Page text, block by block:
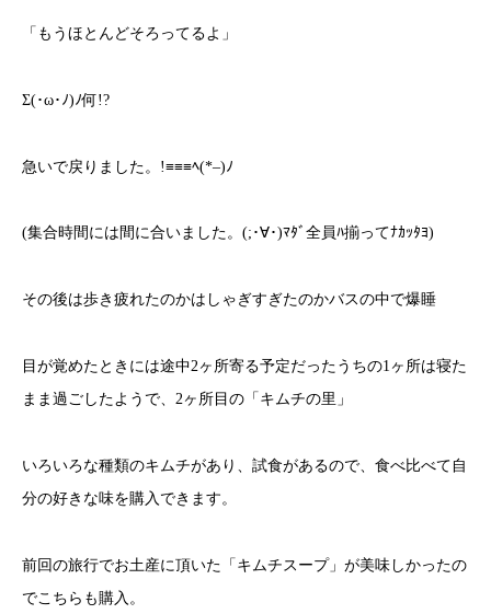
「もうほとんどそろってるよ」
Σ(･ω･ﾉ)ﾉ何!?
急いで戻りました。!≡≡≡ﾍ(*–)ﾉ
(集合時間には間に合いました。(;･∀･)ﾏﾀﾞ全員ﾊ揃ってﾅｶｯﾀﾖ)
その後は歩き疲れたのかはしゃぎすぎたのかバスの中で爆睡
目が覚めたときには途中2ヶ所寄る予定だったうちの1ヶ所は寝た
まま過ごしたようで、2ヶ所目の「キムチの里」
いろいろな種類のキムチがあり、試食があるので、食べ比べて自
分の好きな味を購入できます。
前回の旅行でお土産に頂いた「キムチスープ」が美味しかったの
でこちらも購入。